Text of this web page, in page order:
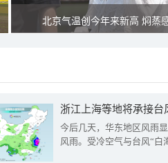
北京气温创今年来新高 焖蒸
浙江上海等地将承接台
今后几天，华东地区风雨
风雨。受冷空气与台风“白